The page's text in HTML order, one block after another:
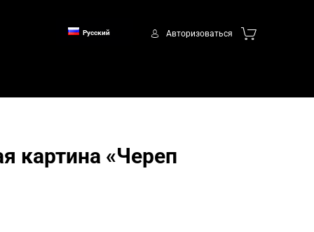
Авторизоваться
Русский
картина «Череп